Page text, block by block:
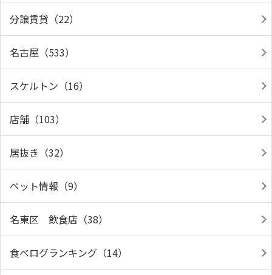
分譲賃貸（22）
名古屋（533）
スケルトン（16）
店舗（103）
居抜き（32）
ペット情報（9）
名東区 飲食店（38）
食べログランキング（14）